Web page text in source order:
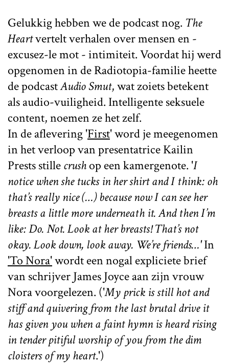
Gelukkig hebben we de podcast nog. The
Heartvertelt verhalen over mensen en -
excusez-le mot - intimiteit. Voordat hij werd
opgenomen in de Radiotopia-familie heette
de podcastAudio Smut, wat zoiets betekent
als audio-vuiligheid. Intelligente seksuele
content, noemen ze het zelf.
In de aflevering 'First' word je meegenomen
in het verloop van presentatrice Kailin
Prests stillecrushop een kamergenote. 'I
notice when she tucks in her shirt and I think: oh
that’s really nice (…) because now I can see her
breasts a little more underneath it. And then I’m
like: Do. Not. Look at her breasts! That’s not
okay. Look down, look away. We’re friends…'In
'To Nora'wordt een nogal expliciete brief
van schrijver James Joyce aan zijn vrouw
Nora voorgelezen. ('My prick is still hot and
stiff and quivering from the last brutal drive it
has given you when a faint hymn is heard rising
in tender pitiful worship of you from the dim
cloisters of my heart.')